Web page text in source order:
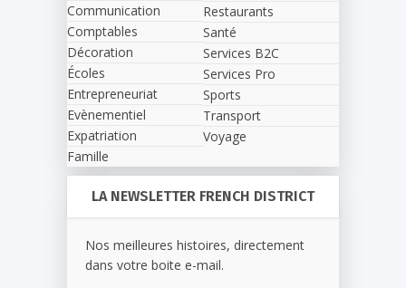
Communication
Comptables
Décoration
Écoles
Entrepreneuriat
Evènementiel
Expatriation
Famille
Restaurants
Santé
Services B2C
Services Pro
Sports
Transport
Voyage
LA NEWSLETTER FRENCH DISTRICT
Nos meilleures histoires, directement
dans votre boite e-mail.